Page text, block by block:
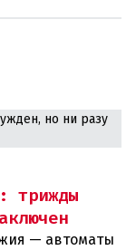
трижды
— автоматы